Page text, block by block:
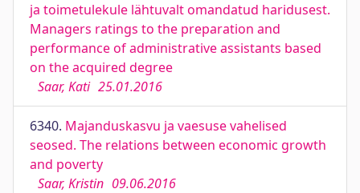
ja toimetulekule lähtuvalt omandatud haridusest.
Managers ratings to the preparation and
performance of administrative assistants based
on the acquired degree
Saar, Kati 25.01.2016
6340. Majanduskasvu ja vaesuse vahelised
seosed. The relations between economic growth
and poverty
Saar, Kristin 09.06.2016